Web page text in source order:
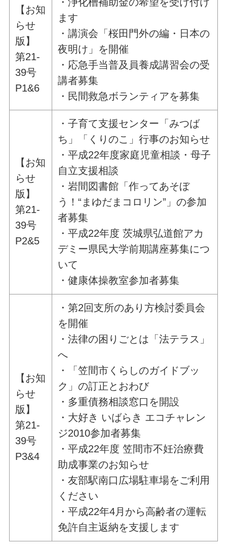
【お知
らせ
版】
第21-
39号
P1&6
ます
・講演会「桜田門外の編・日本の
夜明け」を開催
・応急手当普及員養成講習会の受
講者募集
・民間救急ボランティアを募集
【お知
らせ
版】
第21-
39号
P2&5
・子育て支援センター「みつば
ち」「くりのこ」行事のお知らせ
・平成22年度家庭児童相談・母子
自立支援相談
・岩間図書館「作ってあそぼ
う！“まゆだまコロリン”」の参加
者募集
・平成22年度 茨城県弘道館アカ
デミー県民大学前期講座募集につ
いて
・健康体操教室参加者募集
【お知
らせ
版】
第21-
39号
P3&4
・第2回支所のあり方検討委員会
を開催
・法律の困りごとは「法テラス」
へ
・「笠間市くらしのガイドブッ
ク」の訂正とおわび
・多重債務相談窓口を開設
・大好き いばらき エコチャレン
ジ2010参加者募集
・平成22年度 笠間市不妊治療費
助成事業のお知らせ
・友部駅南口広場駐車場をご利用
ください
・平成22年4月から高齢者の運転
免許自主返納を支援します